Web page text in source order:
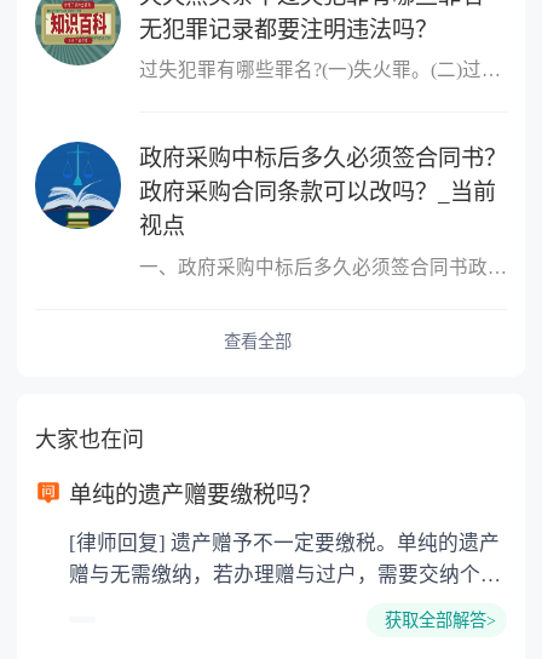
无犯罪记录都要注明违法吗？
过失犯罪有哪些罪名?(一)失火罪。(二)过失决水罪。(三)过失爆炸罪。
政府采购中标后多久必须签合同书？
政府采购合同条款可以改吗？_当前
视点
一、政府采购中标后多久必须签合同书政府采购中标后必须签合同书的
查看全部
大家也在问
单纯的遗产赠要缴税吗？
[律师回复] 遗产赠予不一定要缴税。单纯的遗产
赠与无需缴纳，若办理赠与过户，需要交纳个人
所得税、契税和公证费。赠与过户是没有增值税
获取全部解答>